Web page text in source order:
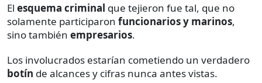
El esquema criminal que tejieron fue tal, que no
solamente participaron funcionarios y marinos,
sino también empresarios.
Los involucrados estarían cometiendo un verdadero
botín de alcances y cifras nunca antes vistas.